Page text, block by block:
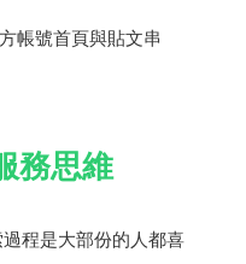
帳號首頁與貼文串
務思維
程是大部份的人都喜